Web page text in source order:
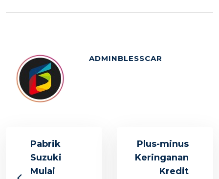
ADMINBLESSCAR
Pabrik
Suzuki
Mulai
Plus-minus
Keringanan
Kredit